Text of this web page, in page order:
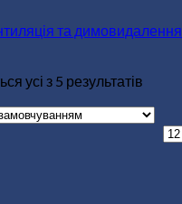
та димовидалення
усі з 5 результатів